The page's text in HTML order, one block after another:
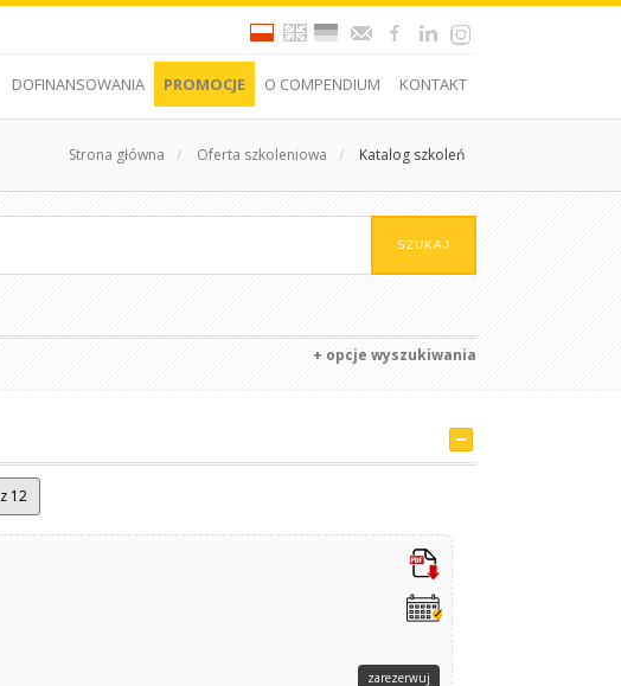
DOFINANSOWANIA PROMOCJE O COMPENDIUM KONTAKT
Strona główna / Oferta szkoleniowa / Katalog szkoleń
+ opcje wyszukiwania
z 12
zarezerwuj